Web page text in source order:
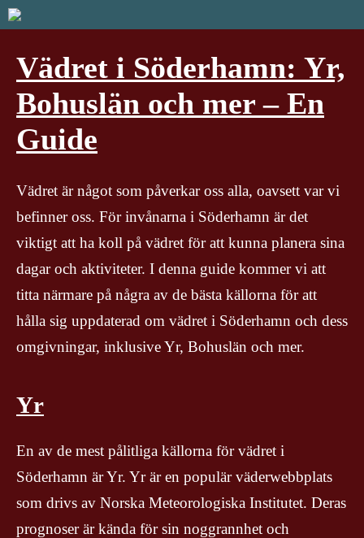
Vädret i Söderhamn: Yr,
Bohuslän och mer – En
Guide
Vädret är något som påverkar oss alla, oavsett var vi
befinner oss. För invånarna i Söderhamn är det
viktigt att ha koll på vädret för att kunna planera sina
dagar och aktiviteter. I denna guide kommer vi att
titta närmare på några av de bästa källorna för att
hålla sig uppdaterad om vädret i Söderhamn och dess
omgivningar, inklusive Yr, Bohuslän och mer.
Yr
En av de mest pålitliga källorna för vädret i
Söderhamn är Yr. Yr är en populär väderwebbplats
som drivs av Norska Meteorologiska Institutet. Deras
prognoser är kända för sin noggrannhet och